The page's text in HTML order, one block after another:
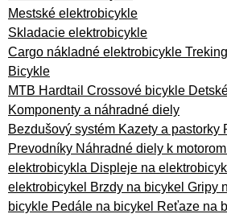
Mestské elektrobicykle
Skladacie elektrobicykle
Cargo nákladné elektrobicykle
Bicykle
MTB Hardtail Crossové bicykle
Komponenty a náhradné diely
Bezdušový systém Kazety a pastorky
Prevodníky Náhradné diely k motorom
elektrobicykla Displeje na
elektrobicykel Brzdy na bicykel Gripy
bicykle Pedále na bicykel Reťaze na